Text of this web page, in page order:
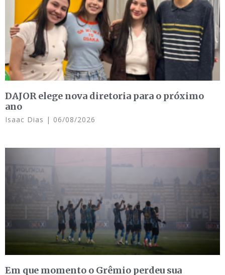
DAJOR elege nova diretoria para o próximo
ano
Isaac Dias 06/08/2026
Em que momento o Grêmio perdeu sua